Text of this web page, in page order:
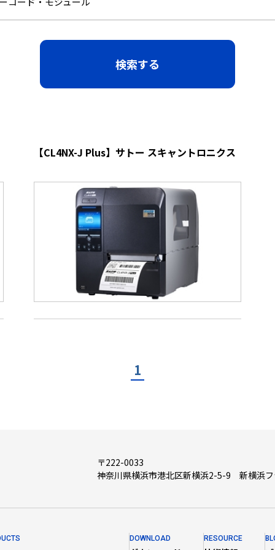
【CL4NX-J Plus】サトー スキャントロニクス
1
〒222-0033
神奈川県横浜市港北区新横浜2-5-9 新横浜フ
DOWNLOAD RESOURCE